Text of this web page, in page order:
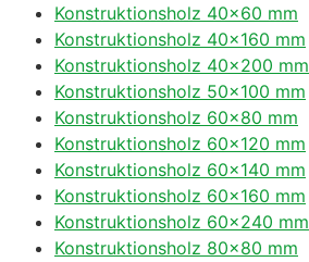
Konstruktionsholz 40×60 mm
Konstruktionsholz 40×160 mm
Konstruktionsholz 40×200 mm
Konstruktionsholz 50×100 mm
Konstruktionsholz 60×80 mm
Konstruktionsholz 60×120 mm
Konstruktionsholz 60×140 mm
Konstruktionsholz 60×160 mm
Konstruktionsholz 60×240 mm
Konstruktionsholz 80×80 mm